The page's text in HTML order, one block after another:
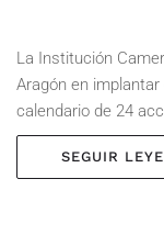
La Institución
Aragón en
calendario de 24
SEGUIR